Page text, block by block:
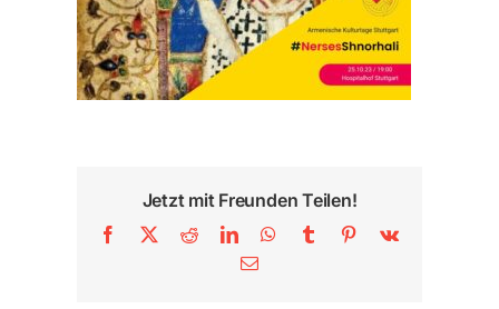
Jetzt mit Freunden Teilen!
Facebook
X RedditLinkedInWhatsApp
Tumblr Pinterest
Vk
E-